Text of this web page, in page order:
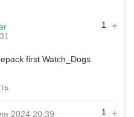
1
first Watch_Dogs
1
2024 20:39